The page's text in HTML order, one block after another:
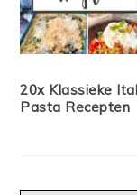
20x Klassieke
Pasta Recepten